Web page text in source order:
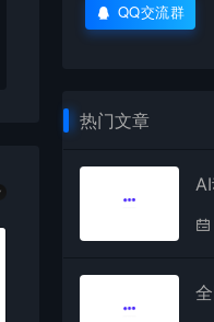
QQ交流群
热门文章